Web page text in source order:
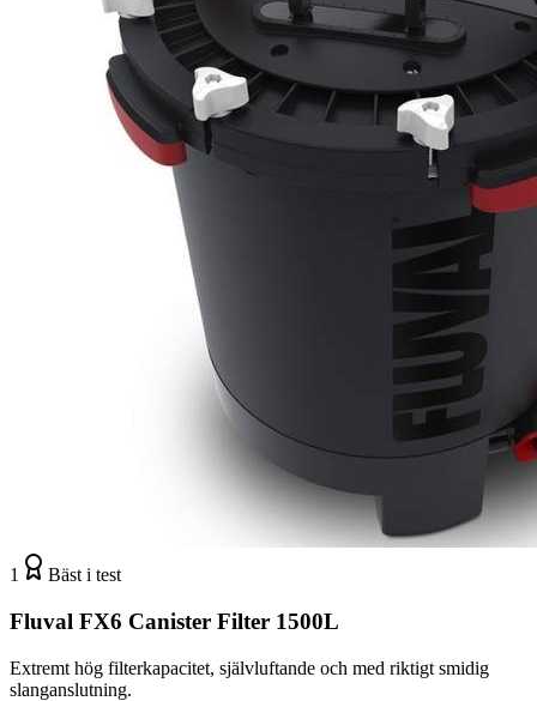
1 Bäst i test
Fluval FX6 Canister Filter 1500L
Extremt hög filterkapacitet, självluftande och med riktigt smidig
slanganslutning.